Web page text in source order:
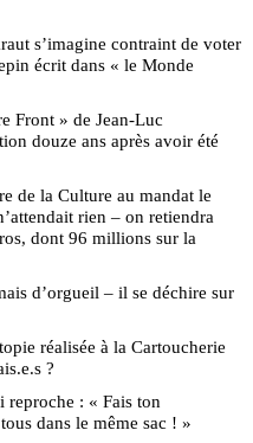
s’imagine contraint de voter
écrit dans « le Monde
Front » de Jean-Luc
douze ans après avoir été
de la Culture au mandat le
rien – on retiendra
dont 96 millions sur la
d’orgueil – il se déchire sur
réalisée à la Cartoucherie
?
reproche : « Fais ton
dans le même sac ! »